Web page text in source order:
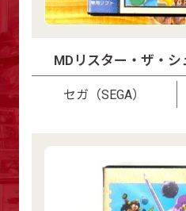
MDリスター・ザ・
セガ（SEGA）